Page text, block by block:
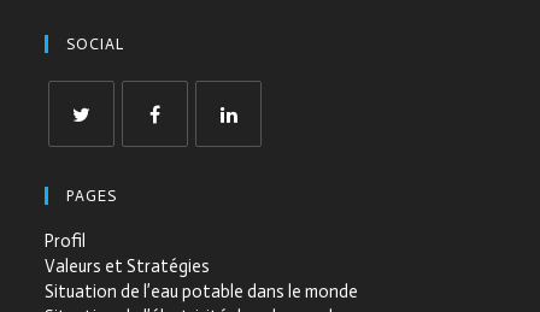
SOCIAL
PAGES
Profil
Valeurs et Stratégies
Situation de l’eau potable dans le monde